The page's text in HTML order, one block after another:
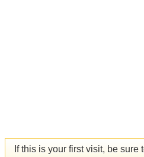
If this is your first visit, be sure